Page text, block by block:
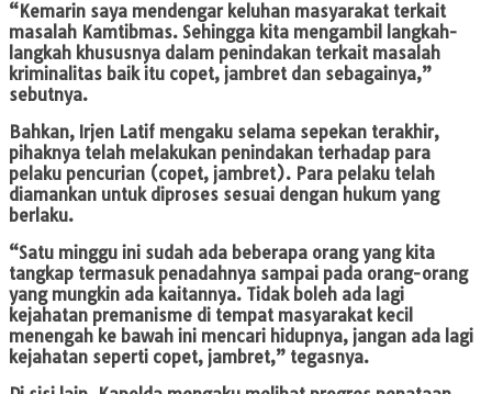
“Kemarin saya mendengar keluhan masyarakat terkait
masalah Kamtibmas. Sehingga kita mengambil langkah-
langkah khususnya dalam penindakan terkait masalah
kriminalitas baik itu copet, jambret dan sebagainya,”
sebutnya.
Bahkan, Irjen Latif mengaku selama sepekan terakhir,
pihaknya telah melakukan penindakan terhadap para
pelaku pencurian (copet, jambret). Para pelaku telah
diamankan untuk diproses sesuai dengan hukum yang
berlaku.
“Satu minggu ini sudah ada beberapa orang yang kita
tangkap termasuk penadahnya sampai pada orang-orang
yang mungkin ada kaitannya. Tidak boleh ada lagi
kejahatan premanisme di tempat masyarakat kecil
menengah ke bawah ini mencari hidupnya, jangan ada lagi
kejahatan seperti copet, jambret,” tegasnya.